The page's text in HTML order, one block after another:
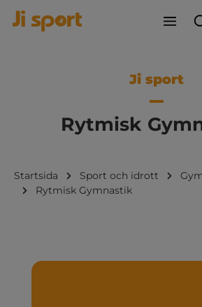
Ji sport
Rytmisk
Startsida Sport och idrott
Rytmisk Gymnastik